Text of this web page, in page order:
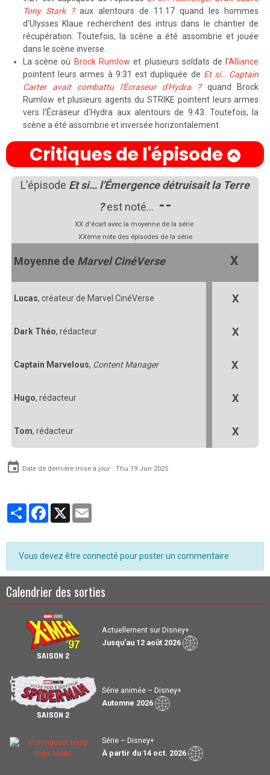
Tony Stark ?aux alentours de 11:17 quand les hommes
d'Ulysses Klaue recherchent des intrus dans le chantier de
récupération. Toutefois, la scène a été assombrie et jouée
dans le scène inverse.
La scène où Brock Rumlow et plusieurs soldats de l'Alliance
pointent leurs armes à 9:31 est dupliquée de Et si… Captain
Carter avait combattu l'Écraseur d'Hydra ?
quand Brock
Rumlow et plusieurs agents du STRIKE pointent leurs armes
vers l'Écraseur d'Hydra aux alentours de 9:43. Toutefois, la
scène a été assombrie et inversée horizontalement.
Critiques de l'épisode
L'épisode Et si… l'Émergence détruisait la Terre
? est noté… --
XX d'écart avec la moyenne de la série
XXèmenote des épisodes de la série
Moyenne de Marvel CinéVerse X
Lucas, créateur de Marvel CinéVerse X
Dark Théo, rédacteur X
Captain Marvelous, Content Manager X
Hugo, rédacteur X
Tom, rédacteur X
Date de dernière mise à jour : Thu 19 Jun 2025
PartagerFacebook
X
Vous devez être connecté pour poster un commentaire
Calendrier des sorties
SAISON 2
Actuellement sur Disney+
Jusqu'au 12 août 2026
SAISON 2
Série animée – Disney+
Automne 2026
Série – Disney+
À partir du 14 oct. 2026